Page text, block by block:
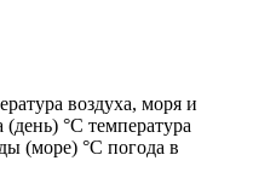
воздуха, моря и
°C температура
(море) °C погода в